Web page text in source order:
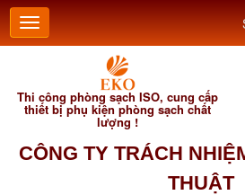
Thi công phòng sạch ISO, cung cấp
thiết bị phụ kiện phòng sạch chất
lượng !
CÔNG TY TRÁCH
THUẬT